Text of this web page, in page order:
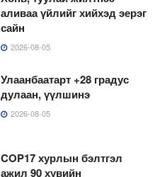
аливаа үйлийг хийхэд эерэг
сайн
2026-08-05
Улаанбаатарт +28 градус
дулаан, үүлшинэ
2026-08-05
COP17 хурлын бэлтгэл
ажил 90 хувийн